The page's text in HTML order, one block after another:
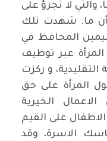
والتي لا تجرؤ على
ما. شهدت تلك
المحافظ في
عبر توظيف
التقليدية، و ركزت
المرأة على حق
الخيرية
على القيم
الاسرة، وقد